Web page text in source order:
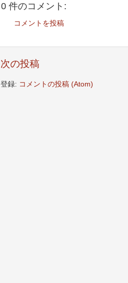
0 件のコメント:
コメントを投稿
次の投稿
登録: コメントの投稿 (Atom)